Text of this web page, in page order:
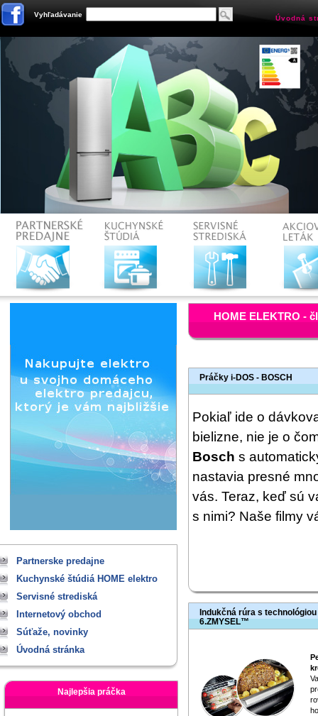
Vyhľadávanie Úvodná
Partnerske predajne
Kuchynské štúdiá HOME elektro
Servisné strediská
Internetový obchod
Súťaže, novinky
Úvodná stránka
Najlepšia práčka
HOME ELEKTRO -
Práčky i-DOS - BOSCH
Pokiaľ ide o
bielizne, nie je o
Bosch s
nastavia presné
vás. Teraz, keď sú
s nimi? Naše filmy
Indukčná rúra s technológiou
6.ZMYSEL™